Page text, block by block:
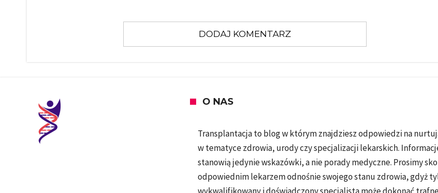
DODAJ KOMENTARZ
O NAS
Transplantacja to blog w którym znajdziesz odpowiedzi na
w tematyce zdrowia, urody czy specjalizacji lekarskich.
stanowią jedynie wskazówki, a nie porady medyczne. Prosimy
odpowiednim lekarzem odnośnie swojego stanu zdrowia, gdyż